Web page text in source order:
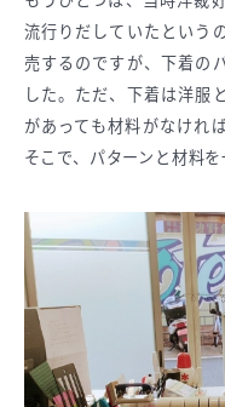
流行りだしていたという
売するのですが、下着の
した。ただ、下着は洋服
があっても材料がなけれ
そこで、パターンと材料